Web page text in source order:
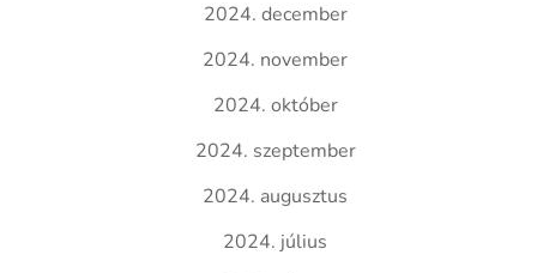
2024. december
2024. november
2024. október
2024. szeptember
2024. augusztus
2024. július